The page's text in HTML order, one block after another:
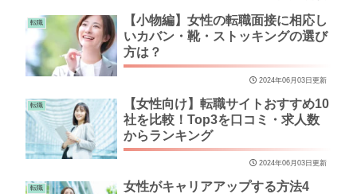
転職
【小物編】女性の転職面接に相応し
いカバン・靴・ストッキングの選び
方は？
2024年06月03日更新
転職
【女性向け】転職サイトおすすめ10
社を比較！Top3を口コミ・求人数
からランキング
2024年06月03日更新
転職
女性がキャリアアップする方法4